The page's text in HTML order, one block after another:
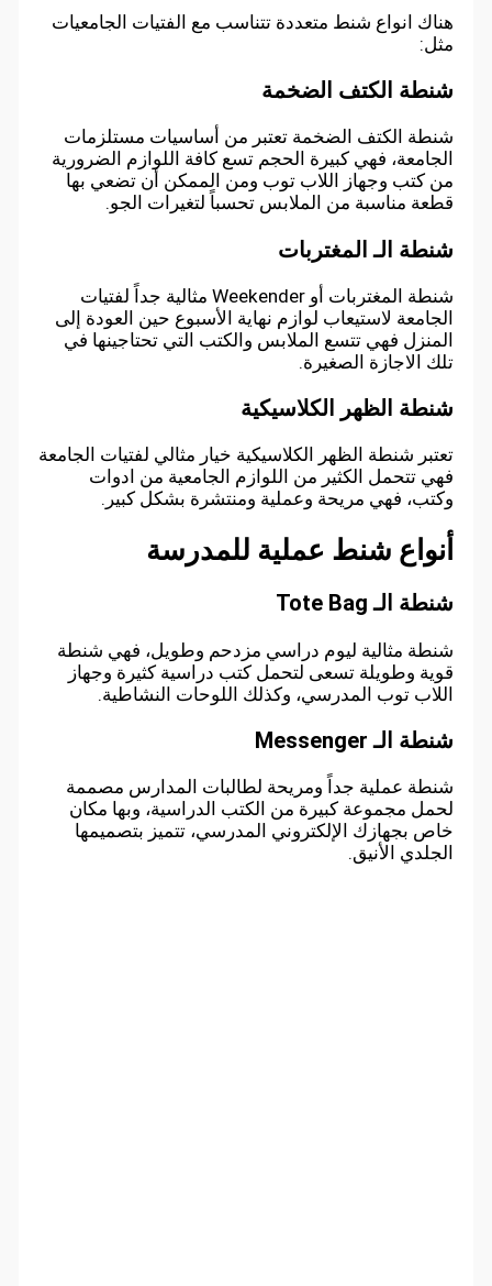
هناك انواع شنط متعددة تتناسب مع الفتيات الجامعيات
مثل:
شنطة الكتف الضخمة
شنطة الكتف الضخمة تعتبر من أساسيات مستلزمات
الجامعة، فهي كبيرة الحجم تسع كافة اللوازم الضرورية
من كتب وجهاز اللاب توب ومن الممكن أن تضعي بها
قطعة مناسبة من الملابس تحسباً لتغيرات الجو.
شنطة الـ المغتربات
شنطة المغتربات أو Weekender مثالية جداً لفتيات
الجامعة لاستيعاب لوازم نهاية الأسبوع حين العودة إلى
المنزل فهي تتسع الملابس والكتب التي تحتاجينها في
تلك الاجازة الصغيرة.
شنطة الظهر الكلاسيكية
تعتبر شنطة الظهر الكلاسيكية خيار مثالي لفتيات الجامعة
فهي تتحمل الكثير من اللوازم الجامعية من ادوات
وكتب، فهي مريحة وعملية ومنتشرة بشكل كبير.
أنواع شنط عملية للمدرسة
شنطة الـ Tote Bag
شنطة مثالية ليوم دراسي مزدحم وطويل، فهي شنطة
قوية وطويلة تسعى لتحمل كتب دراسية كثيرة وجهاز
اللاب توب المدرسي، وكذلك اللوحات النشاطية.
شنطة الـ Messenger
شنطة عملية جداً ومريحة لطالبات المدارس مصممة
لحمل مجموعة كبيرة من الكتب الدراسية، وبها مكان
خاص بجهازك الإلكتروني المدرسي، تتميز بتصميمها
الجلدي الأنيق.